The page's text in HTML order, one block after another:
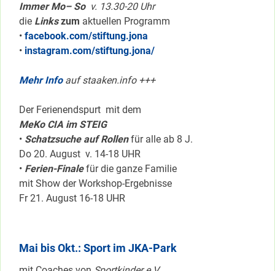
Immer Mo– So v. 13.30-20 Uhr
die Linkszum aktuellen Programm
• facebook.com/stiftung.jona
• instagram.com/stiftung.jona/
Mehr Infoauf staaken.info +++
Der Ferienendspurt mit dem
MeKo CIA im STEIG
• Schatzsuche auf Rollenfür alle ab 8 J.
Do 20. August v. 14-18 UHR
• Ferien-Finalefür die ganze Familie
mit Show der Workshop-Ergebnisse
Fr 21. August 16-18 UHR
Mai bis Okt.: Sport im JKA-Park